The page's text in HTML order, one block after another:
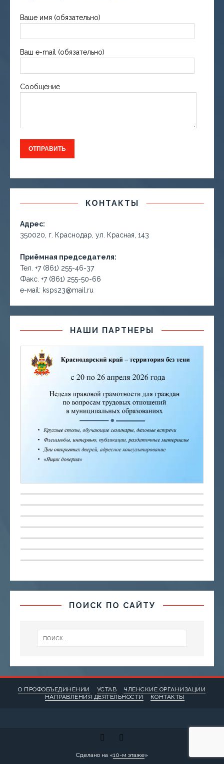
Ваше имя (обязательно)
Ваш e-mail (обязательно)
Сообщение
КОНТАКТЫ
Адрес:
350020, г. Краснодар, ул. Красная, 143
Приёмная председателя:
Тел. +7 (861) 255-46-37
Факс. +7 (861) 255-50-66
е-маil: ksps23@mail.ru
НАШИ ПАРТНЕРЫ
ПОИСК ПО САЙТУ
О ПРОФОБЪЕДИНЕНИИ УСТАВ
ЧЛЕНСКИЕ ОРГАНИЗАЦИИ
НАПРАВЛЕНИЯ ДЕЯТЕЛЬНОСТИ
КОНТАКТЫ
Сделано на «10-м этаже»